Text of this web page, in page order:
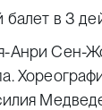
в 3
Анри Сен-